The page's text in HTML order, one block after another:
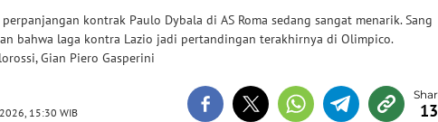
kontrak Paulo Dybala di AS Roma sedang sangat menarik. Sang
bahwa laga kontra Lazio jadi pertandingan terakhirnya di Olimpico.
Gian Piero Gasperini
15:30 WIB 13